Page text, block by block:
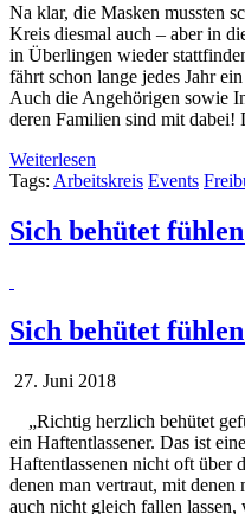
Na klar, die Masken mussten
Kreis diesmal auch – aber in
in Überlingen wieder
fährt schon lange jedes Jahr
Auch die Angehörigen sowie
deren Familien sind mit
Weiterlesen
Tags: Arbeitskreis Events
Sich behütet
Sich behütet
27. Juni 2018
„Richtig herzlich behütet
ein Haftentlassener. Das ist
Haftentlassenen nicht oft über
denen man vertraut, mit denen
auch nicht gleich fallen